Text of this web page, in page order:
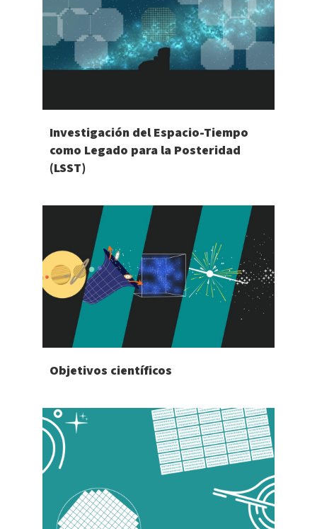
Investigación del Espacio-Tiempo
como Legado para la Posteridad
(LSST)
Objetivos científicos